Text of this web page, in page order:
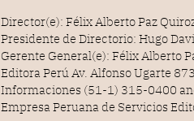
Director(e): Félix Alberto Paz
Presidente de Directorio: Hugo
Gerente General(e): Félix Alberto
Editora Perú Av. Alfonso Ugarte
Informaciones (51-1) 315-0400
Empresa Peruana de Servicios